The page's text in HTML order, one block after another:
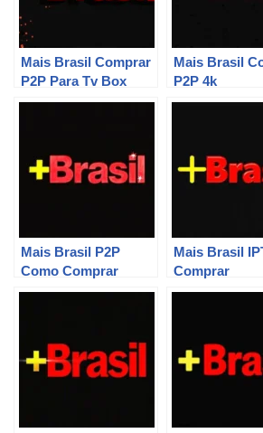
Mais Brasil Comprar
P2P Para Tv Box
Mais Brasil
P2P 4k
Mais Brasil P2P
Como Comprar
Mais Brasil
Comprar